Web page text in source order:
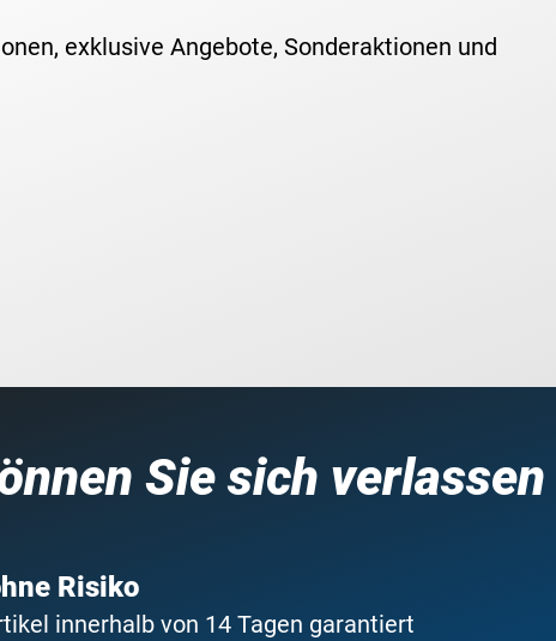
exklusive Angebote, Sonderaktionen und
Sie sich verlassen
Risiko
innerhalb von 14 Tagen garantiert